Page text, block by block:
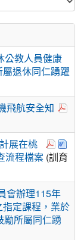
公教人員健康
退休同仁踴躍
飛航安全知
於彈
展在桃
流程檔案 (訓育
會辦理115年
定課程，業於
勵所屬同仁踴